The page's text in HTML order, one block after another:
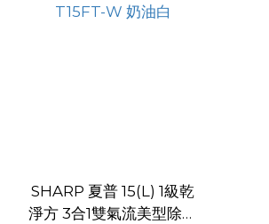
SHARP 夏普 15(L) 1級乾
淨方 3合1雙氣流美型除濕